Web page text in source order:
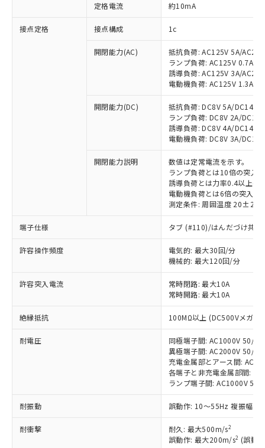
定格電流 約10mA
接点定格 接点構成 1c
開閉能力(AC)
抵抗負荷: AC125V 5A/
ランプ負荷: AC125V 0.7A/
誘導負荷: AC125V 3A/
電動機負荷: AC125V 1.3A/
開閉能力(DC)
抵抗負荷: DC8V 5A/DC14V
ランプ負荷: DC8V 2A/
誘導負荷: DC8V 4A/DC14V
電動機負荷: DC8V 3A/
開閉能力説明
数値は定常電流を示す。
ランプ負荷とは10倍の突入
誘導負荷とは力率0.4以上
電動機負荷とは6倍の突入電
測定条件: 周囲温度 20±2℃
端子仕様 タブ (#110)/はんだづけ共用
許容操作頻度
電気的: 最大30回/分
機械的: 最大120回/分
許容突入電流
常時閉路: 最大10A
常時開路: 最大10A
絶縁抵抗 100MΩ以上 (DC500Vメガ)
耐電圧
同極端子間: AC1000V 50/
異極端子間: AC2000V 50/
充電金属部とアース間:
各端子と非充電金属部間:
ランプ端子間: AC1000V
耐振動 誤動作: 10～55Hz 複振幅
耐衝撃 耐久: 最大500m/s2
誤動作: 最大200m/s2 (誤動
以下の条件をお読みいただき、同意のうえ
本サービスは、当社制御機器事業取扱
商品の当社在庫状況および標準価格
(税抜)を提供させていただくもので
当社制御機器事業取扱商品の中には、
本サービスの対象外となる商品もある
※1 対応状況
対応済み：EU RoHS指令（10物質）の
非含有に対応した製品が提供可能な商品で
対応予定：EU RoHS指令（10物質）の非含
有に対応した製品に切り替える予定のある
商品です。
対応予定なし：EU RoHS指令（10物質）の
非含有に非対応の商品で、対応品を出す予
調査・確認中：EU RoHS指令（10物質）の
非含有の対応状況を調査中または確認中の
非該当品：ライセンス料など無形物で、有
害物質有無と関係のない商品です。
仕入先様の事情により、非含有部品として
いたものが、含有品と判明した場合などや
「○」：最大均質材料含有率が中国RoHSの
基準値以下であることを示します。
「×」：最大均質材料含有率が中国RoHSの
基準値を超えていることを示します。
当社は、これら貴社製品のうち、外国